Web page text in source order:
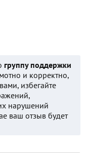
группу поддержки
и корректно,
избегайте
нарушений
ваш отзыв будет